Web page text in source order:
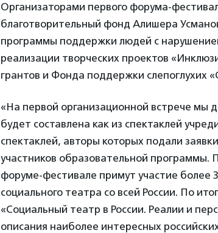
Организаторами первого форума-
благотворительный фонд Алишера
программы поддержки людей с
реализации творческих проектов
грантов и Фонда поддержки слепоглухих
«На первой организационной встрече мы
будет составлена как из спектаклей
спектаклей, авторы которых подали
участников образовательной программы.
форуме-фестивале примут участие более
социального театра со всей России. По
«Социальный театр в России. Реалии и
описания наиболее интересных